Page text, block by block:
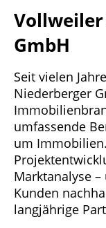
GmbH
Seit vielen
Niederberger
umfassende
um
Marktanalyse
Kunden
langjährige